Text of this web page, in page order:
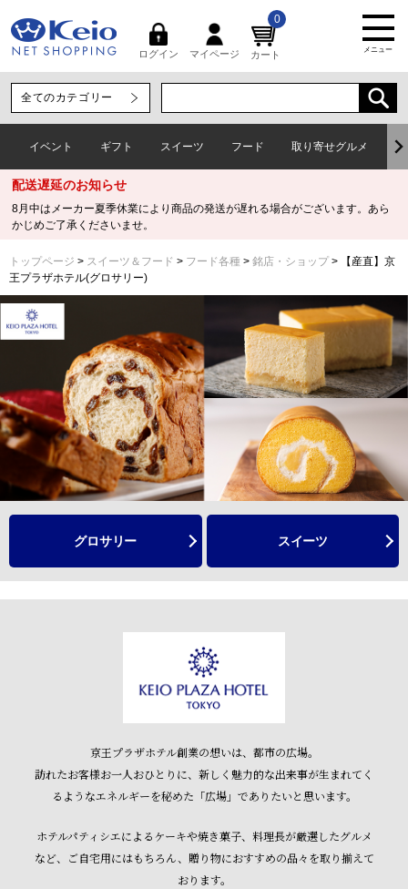
ログイン マイページ カート
0
メニュー
イベント ギフト スイーツ フード 取り寄せグルメ
配送遅延のお知らせ
8月中はメーカー夏季休業により商品の発送が遅れる場合がございます。あら
かじめご了承くださいませ。
トップページ スイーツ＆フード フード各種 銘店・ショップ
【産直】京
王プラザホテル(グロサリー)
グロサリー スイーツ
京王プラザホテル創業の想いは、都市の広場。
訪れたお客様お一人おひとりに、新しく魅力的な出来事が生まれてく
るようなエネルギーを秘めた「広場」でありたいと思います。
ホテルパティシエによるケーキや焼き菓子、 料理長が厳選したグルメ
など、ご自宅用にはもちろん、 贈り物におすすめの品々を取り揃えて
おります。